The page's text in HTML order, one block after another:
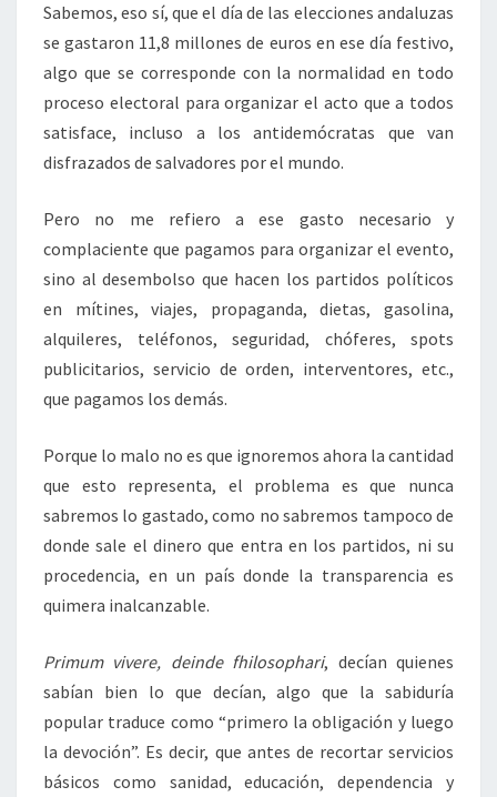
Sabemos, eso sí, que el día de las elecciones andaluzas
se gastaron 11,8 millones de euros en ese día festivo,
algo que se corresponde con la normalidad en todo
proceso electoral para organizar el acto que a todos
satisface, incluso a los antidemócratas que van
disfrazados de salvadores por el mundo.
Pero no me refiero a ese gasto necesario y
complaciente que pagamos para organizar el evento,
sino al desembolso que hacen los partidos políticos
en mítines, viajes, propaganda, dietas, gasolina,
alquileres, teléfonos, seguridad, chóferes, spots
publicitarios, servicio de orden, interventores, etc.,
que pagamos los demás.
Porque lo malo no es que ignoremos ahora la cantidad
que esto representa, el problema es que nunca
sabremos lo gastado, como no sabremos tampoco de
donde sale el dinero que entra en los partidos, ni su
procedencia, en un país donde la transparencia es
quimera inalcanzable.
Primum vivere, deinde fhilosophari, decían quienes
sabían bien lo que decían, algo que la sabiduría
popular traduce como “primero la obligación y luego
la devoción”. Es decir, que antes de recortar servicios
básicos como sanidad, educación, dependencia y